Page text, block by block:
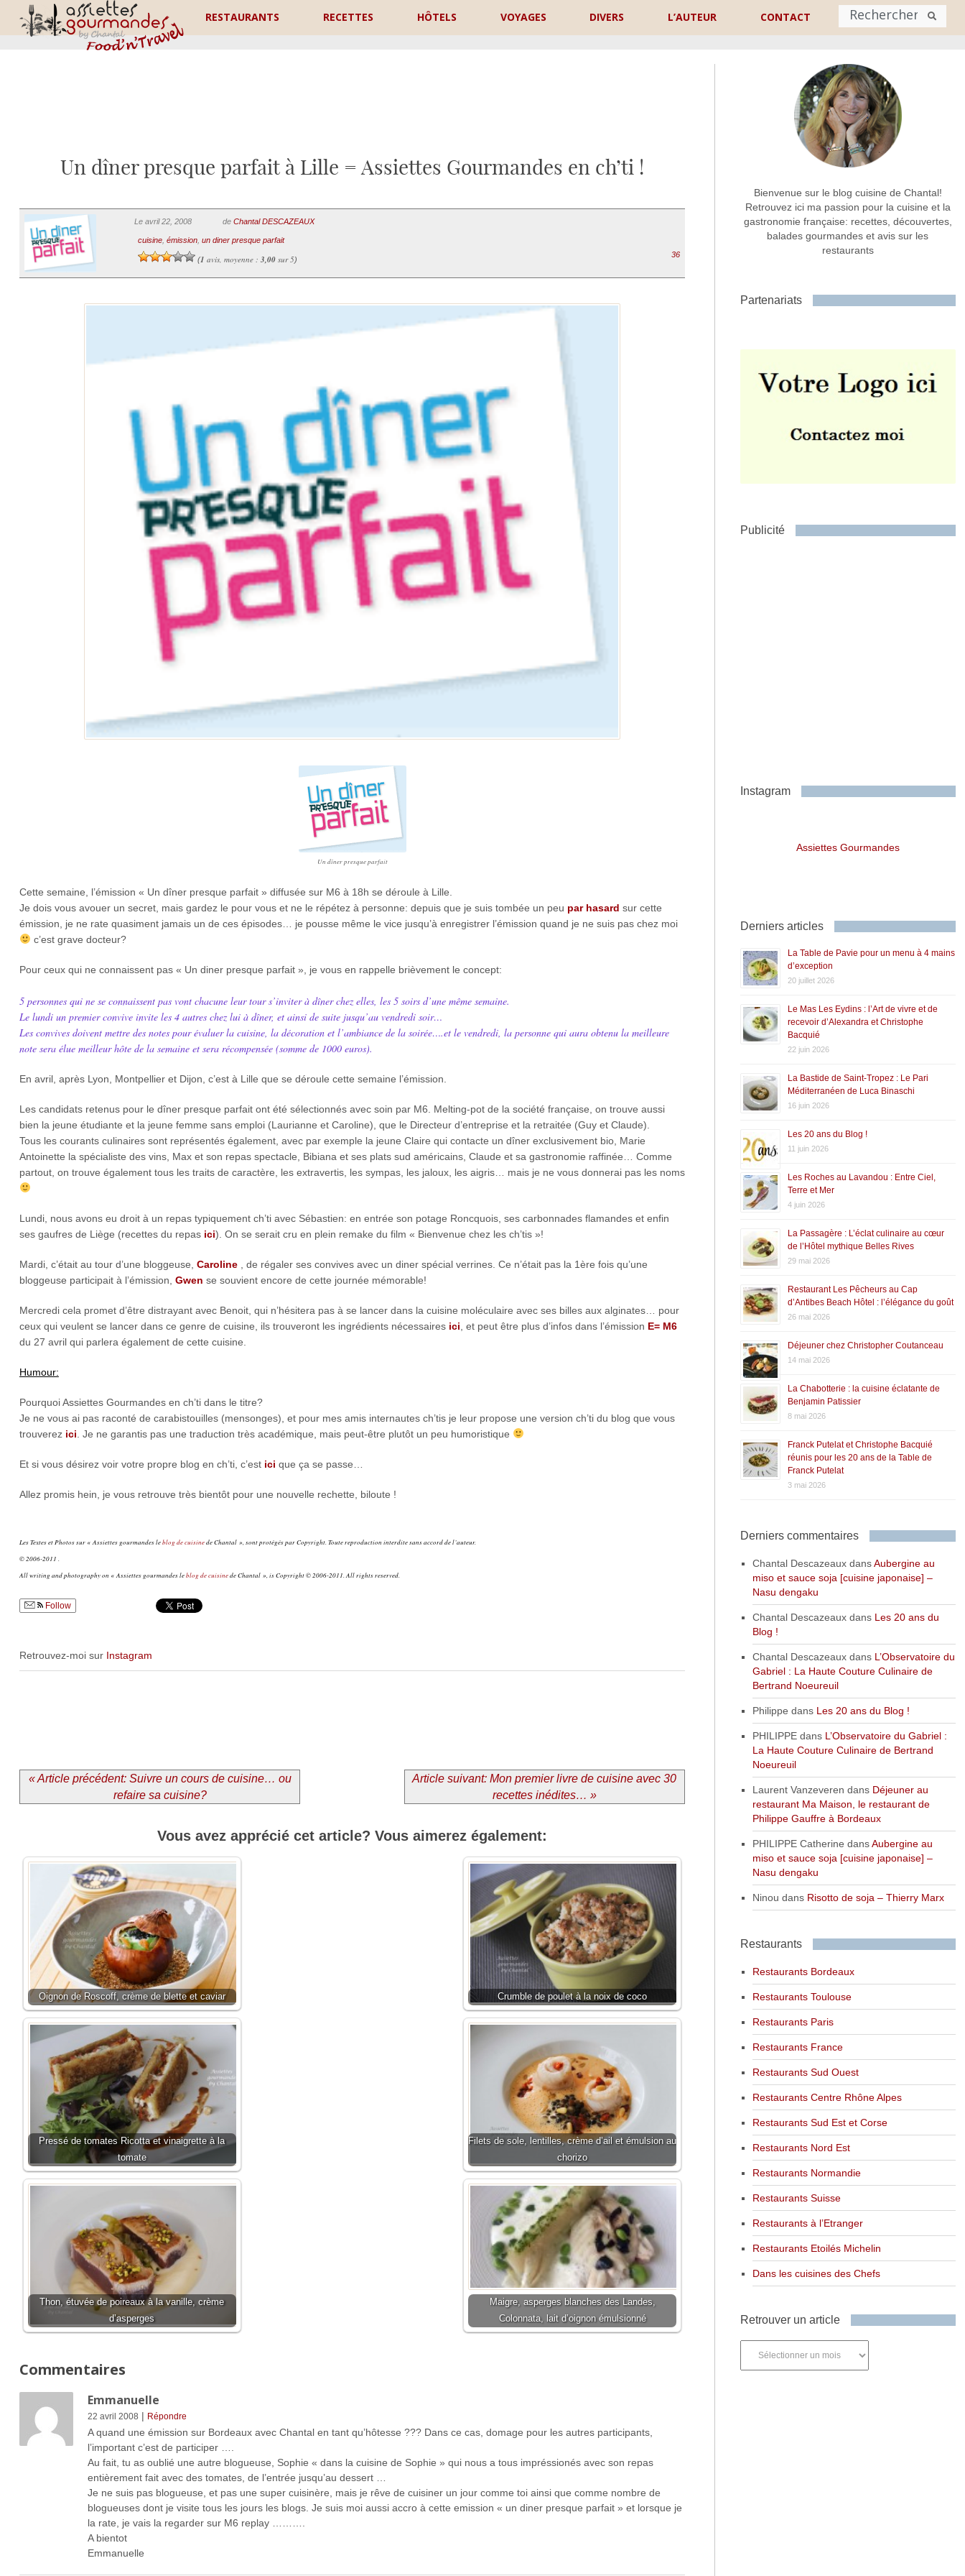
RESTAURANTS RECETTES HÔTELS VOYAGES DIVERS L’AUTEUR CONTACT
Nom
Commentaire ou message *
Un dîner presque parfait à Lille = Assiettes Gourmandes en ch’ti !
Le avril 22, 2008 de Chantal DESCAZEAUX
cuisine, émission, un diner presque parfait
(1 avis, moyenne : 3,00sur 5)
36
Un dîner presque parfait
Cette semaine, l’émission « Un dîner presque parfait » diffusée sur M6 à 18h se déroule à Lille.
Je dois vous avouer un secret, mais gardez le pour vous et ne le répétez à personne: depuis que je suis tombée un peu par hasard sur cette
émission, je ne rate quasiment jamais un de ces épisodes… je pousse même le vice jusqu’à enregistrer l’émission quand je ne suis pas chez moi
c’est grave docteur?
Pour ceux qui ne connaissent pas « Un diner presque parfait », je vous en rappelle brièvement le concept:
5 personnes qui ne se connaissent pas vont chacune leur tour s’inviter à dîner chez elles, les 5 soirs d’une même semaine.
Le lundi un premier convive invite les 4 autres chez lui à dîner, et ainsi de suite jusqu’au vendredi soir…
Les convives doivent mettre des notes pour évaluer la cuisine, la décoration et l’ambiance de la soirée….et le vendredi, la personne qui aura obtenu la meilleure
note sera élue meilleur hôte de la semaine et sera récompensée (somme de 1000 euros).
En avril, après Lyon, Montpellier et Dijon, c’est à Lille que se déroule cette semaine l’émission.
Les candidats retenus pour le dîner presque parfait ont été sélectionnés avec soin par M6. Melting-pot de la société française, on trouve aussi
bien la jeune étudiante et la jeune femme sans emploi (Laurianne et Caroline), que le Directeur d’entreprise et la retraitée (Guy et Claude).
Tous les courants culinaires sont représentés également, avec par exemple la jeune Claire qui contacte un dîner exclusivement bio, Marie
Antoinette la spécialiste des vins, Max et son repas spectacle, Bibiana et ses plats sud américains, Claude et sa gastronomie raffinée… Comme
partout, on trouve également tous les traits de caractère, les extravertis, les sympas, les jaloux, les aigris… mais je ne vous donnerai pas les noms
Lundi, nous avons eu droit à un repas typiquement ch’ti avec Sébastien: en entrée son potage Roncquois, ses carbonnades flamandes et enfin
ses gaufres de Liège (recettes du repas ici). On se serait cru en plein remake du film « Bienvenue chez les ch’tis »!
Mardi, c’était au tour d’une bloggeuse, Caroline
, de régaler ses convives avec un diner spécial verrines. Ce n’était pas la 1ère fois qu’une
bloggeuse participait à l’émission, Gwen se souvient encore de cette journée mémorable!
Mercredi cela promet d’être distrayant avec Benoit, qui n’hésitera pas à se lancer dans la cuisine moléculaire avec ses billes aux alginates… pour
ceux qui veulent se lancer dans ce genre de cuisine, ils trouveront les ingrédients nécessaires ici , et peut être plus d’infos dans l’émission E= M6
du 27 avril qui parlera également de cette cuisine.
Humour:
Pourquoi Assiettes Gourmandes en ch’ti dans le titre?
Je ne vous ai pas raconté de carabistouilles (mensonges), et pour mes amis internautes ch’tis je leur propose une version ch’ti du blog que vous
trouverez ici . Je ne garantis pas une traduction très académique, mais peut-être plutôt un peu humoristique
Et si vous désirez voir votre propre blog en ch’ti, c’est ici que ça se passe…
Allez promis hein, je vous retrouve très bientôt pour une nouvelle rechette, biloute !
Les Textes et Photos sur « Assiettes gourmandes leblog de cuisinede Chantal », sont protégés par Copyright. Toute reproduction interdite sans accord de l’auteur.
© 2006-2011 .
All writing and photography on « Assiettes gourmandes leblog de cuisinede Chantal », is Copyright © 2006-2011. All rights reserved.
Follow
Retrouvez-moi sur Instagram
« Article précédent: Suivre un cours de cuisine… ou
refaire sa cuisine?
Article suivant: Mon premier livre de cuisine avec 30
recettes inédites… »
Vous avez apprécié cet article? Vous aimerez également:
Oignon de Roscoff, crème de blette et caviar Crumble de poulet à la noix de coco
Pressé de tomates Ricotta et vinaigrette à la
tomate
Filets de sole, lentilles, crème d’ail et émulsion au
chorizo
Thon, étuvée de poireaux à la vanille, crème
d’asperges
Maigre, asperges blanches des Landes,
Colonnata, lait d’oignon émulsionné
Commentaires
Emmanuelle
22 avril 2008 | Répondre
A quand une émission sur Bordeaux avec Chantal en tant qu’hôtesse ??? Dans ce cas, domage pour les autres participants,
l’important c’est de participer ….
Au fait, tu as oublié une autre blogueuse, Sophie « dans la cuisine de Sophie » qui nous a tous impréssionés avec son repas
entièrement fait avec des tomates, de l’entrée jusqu’au dessert …
Je ne suis pas blogueuse, et pas une super cuisinère, mais je rêve de cuisiner un jour comme toi ainsi que comme nombre de
blogueuses dont je visite tous les jours les blogs. Je suis moi aussi accro à cette emission « un diner presque parfait » et lorsque je
la rate, je vais la regarder sur M6 replay ……….
A bientot
Emmanuelle
Bienvenue sur le blog cuisine de Chantal!
Retrouvez ici ma passion pour la cuisine et la
gastronomie française: recettes, découvertes,
balades gourmandes et avis sur les
restaurants
Partenariats
Publicité
Instagram
Assiettes Gourmandes
Derniers articles
La Table de Pavie pour un menu à 4 mains
d’exception
20 juillet 2026
Le Mas Les Eydins : l’Art de vivre et de
recevoir d’Alexandra et Christophe
Bacquié
22 juin 2026
La Bastide de Saint-Tropez : Le Pari
Méditerranéen de Luca Binaschi
16 juin 2026
Les 20 ans du Blog !
11 juin 2026
Les Roches au Lavandou : Entre Ciel,
Terre et Mer
4 juin 2026
La Passagère : L’éclat culinaire au cœur
de l’Hôtel mythique Belles Rives
29 mai 2026
Restaurant Les Pêcheurs au Cap
d’Antibes Beach Hôtel : l’élégance du goût
26 mai 2026
Déjeuner chez Christopher Coutanceau
14 mai 2026
La Chabotterie : la cuisine éclatante de
Benjamin Patissier
8 mai 2026
Franck Putelat et Christophe Bacquié
réunis pour les 20 ans de la Table de
Franck Putelat
3 mai 2026
Derniers commentaires
Chantal DescazeauxdansAubergine au
miso et sauce soja [cuisine japonaise] –
Nasu dengaku
Chantal Descazeauxdans Les 20 ans du
Blog !
Chantal Descazeauxdans L’Observatoire du
Gabriel : La Haute Couture Culinaire de
Bertrand Noeureuil
Philippe dans Les 20 ans du Blog !
PHILIPPEdans L’Observatoire du Gabriel :
La Haute Couture Culinaire de Bertrand
Noeureuil
Laurent Vanzeveren dans Déjeuner au
restaurant Ma Maison, le restaurant de
Philippe Gauffre à Bordeaux
PHILIPPE Catherine dansAubergine au
miso et sauce soja [cuisine japonaise] –
Nasu dengaku
Ninou dans Risotto de soja – Thierry Marx
Restaurants
Restaurants Bordeaux
Restaurants Toulouse
Restaurants Paris
Restaurants France
Restaurants Sud Ouest
Restaurants Centre Rhône Alpes
Restaurants Sud Est et Corse
Restaurants Nord Est
Restaurants Normandie
Restaurants Suisse
Restaurants à l’Etranger
Restaurants Etoilés Michelin
Dans les cuisines des Chefs
Retrouver un article